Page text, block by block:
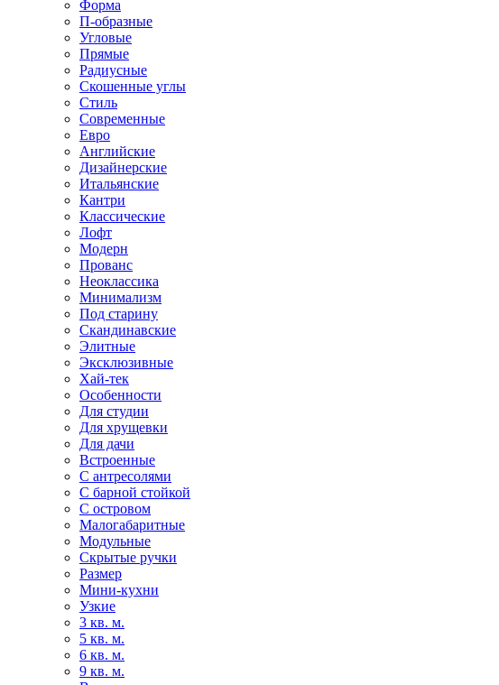
Форма
П-образные
Угловые
Прямые
Радиусные
Скошенные углы
Стиль
Современные
Евро
Английские
Дизайнерские
Итальянские
Кантри
Классические
Лофт
Модерн
Прованс
Неоклассика
Минимализм
Под старину
Скандинавские
Элитные
Эксклюзивные
Хай-тек
Особенности
Для студии
Для хрущевки
Для дачи
Встроенные
С антресолями
С барной стойкой
С островом
Малогабаритные
Модульные
Скрытые ручки
Размер
Мини-кухни
Узкие
3 кв. м.
5 кв. м.
6 кв. м.
9 кв. м.